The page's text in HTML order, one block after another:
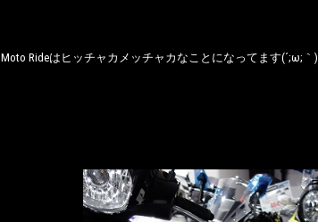
Moto Rideはヒッチャカメッチャカなことになってます(´;ω;｀)